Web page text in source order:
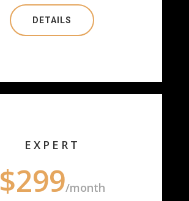
DETAILS
EXPERT
$299/month